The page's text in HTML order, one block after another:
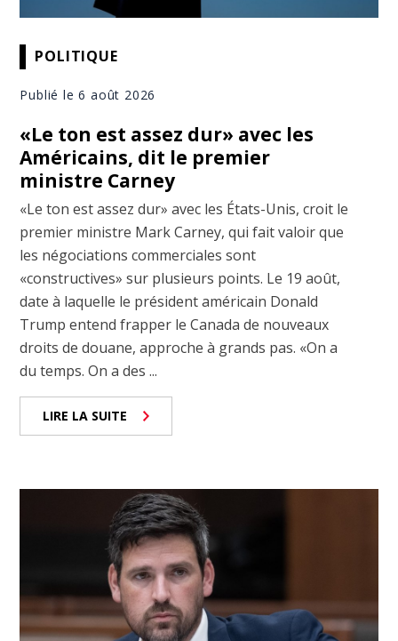
POLITIQUE
Publié le 6 août 2026
«Le ton est assez dur» avec les
Américains, dit le premier
ministre Carney
«Le ton est assez dur» avec les États-Unis, croit le
premier ministre Mark Carney, qui fait valoir que
les négociations commerciales sont
«constructives» sur plusieurs points. Le 19 août,
date à laquelle le président américain Donald
Trump entend frapper le Canada de nouveaux
droits de douane, approche à grands pas. «On a
du temps. On a des ...
LIRE LA SUITE